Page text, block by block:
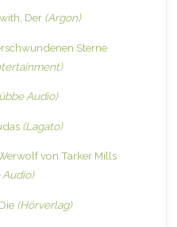
Der (Argon)
Sterne
Audio)
(Lagato)
von Tarker Mills
(Hörverlag)